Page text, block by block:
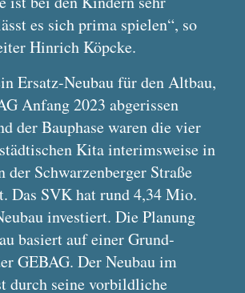
es sich prima spielen“, so
Hinrich Köpcke.
Ersatz-Neubau für den Altbau,
Anfang 2023 abgerissen
der Bauphase waren die vier
Kita interimsweise in
der Schwarzenberger Straße
Das SVK hat rund 4,34 Mio.
investiert. Die Planung
basiert auf einer Grund-
GEBAG. Der Neubau im
durch seine vorbildliche